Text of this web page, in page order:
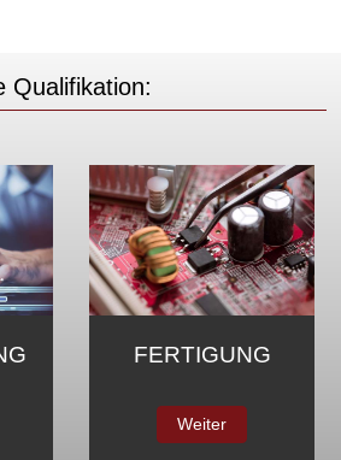
Qualifikation:
MARKETING &